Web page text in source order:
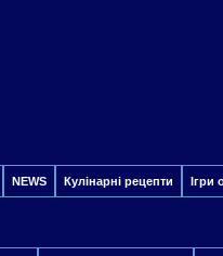
NEWS Кулінарні рецепти Ігри